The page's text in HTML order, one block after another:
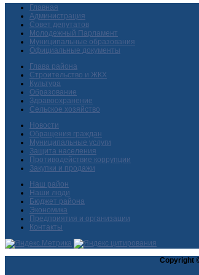
Главная
Администрация
Совет депутатов
Молодежный Парламент
Муниципальные образования
Официальные документы
Глава района
Строительство и ЖКХ
Культура
Образование
Здравоохранение
Сельское хозяйство
Новости
Обращения граждан
Муниципальные услуги
Защита населения
Противодействие коррупции
Закупки и продажи
Наш район
Наши люди
Бюджет района
Экономика
Предприятия и организации
Контакты
Copyright